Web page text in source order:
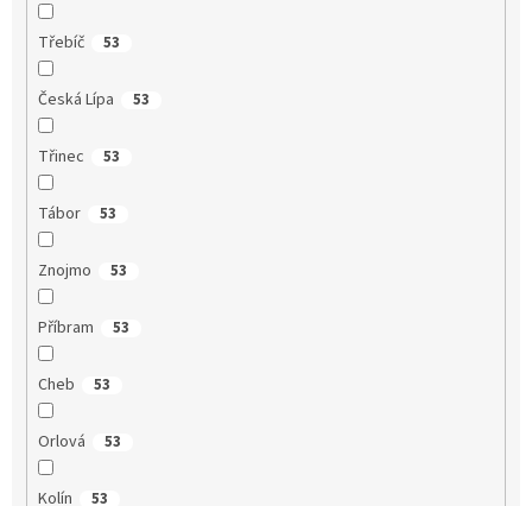
Třebíč 53
Česká Lípa 53
Třinec 53
Tábor 53
Znojmo 53
Příbram 53
Cheb 53
Orlová 53
Kolín 53